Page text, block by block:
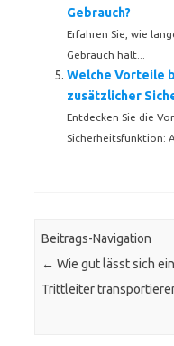
Gebrauch?
Erfahren Sie, wie
Gebrauch hält...
Welche Vorteile
zusätzlicher
Entdecken Sie die
Sicherheitsfunktion:
Beitrags-Navigation
← Wie gut lässt sich
Trittleiter